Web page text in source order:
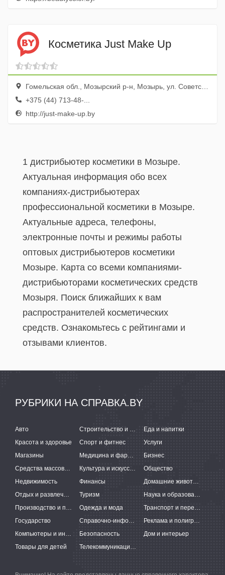
Косметика Just Make Up
Гомельская обл., Мозырский р-н, Мозырь, ул. Советская, 138
+375 (44) 713-48-...
http://just-make-up.by
1 дистрибьютер косметики в Мозыре.
Актуальная информация обо всех
компаниях-дистрибьютерах
профессиональной косметики в Мозыре.
Актуальные адреса, телефоны,
электронные почты и режимы работы
оптовых дистрибьютеров косметики
Мозыре. Карта со всеми компаниями-
дистрибьюторами косметических средств
Мозыря. Поиск ближайших к вам
распространителей косметических
средств. Ознакомьтесь с рейтингами и
отзывами клиентов.
РУБРИКИ НА СПРАВКА.BY
Авто Строительство и ремонт
Еда и напитки
Красота и здоровье
Спорт и фитнес
Услуги
Магазины
Медицина и фармацевтика
Бизнес
Средства массовой информации
Культура и искусство
Общество
Недвижимость
Финансы
Домашние животные
Отдых и развлечения
Туризм
Наука и образование
Производство и поставки
Одежда и мода
Транспорт и перевозки
Государство
Справочно-информационные системы
Реклама и полиграфия
Компьютеры и интернет
Безопасность
Дом и интерьер
Товары для детей
Телекоммуникации и связь